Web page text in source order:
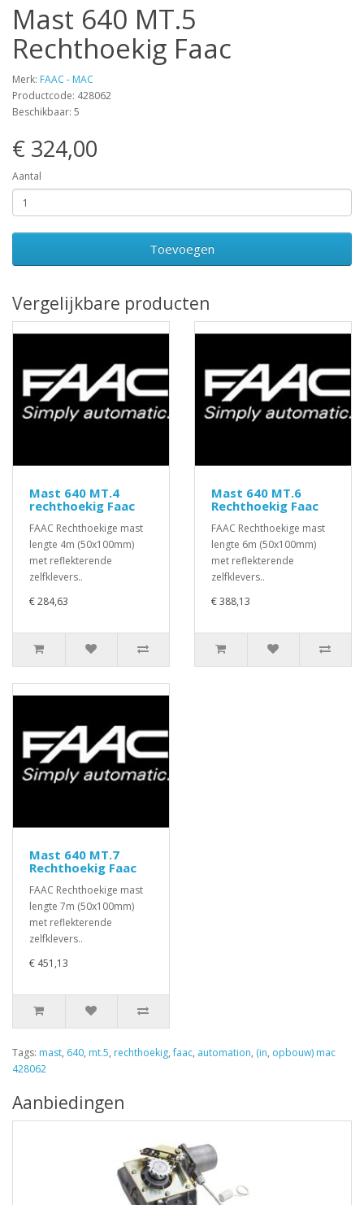
Mast 640 MT.5
Rechthoekig Faac
Merk: FAAC - MAC
Productcode: 428062
Beschikbaar: 5
€ 324,00
Aantal
Toevoegen
Vergelijkbare producten
Mast 640 MT.4
rechthoekig Faac
FAAC Rechthoekige mast
lengte 4m (50x100mm)
met reflekterende
zelfklevers..
€ 284,63
Mast 640 MT.6
Rechthoekig Faac
FAAC Rechthoekige mast
lengte 6m (50x100mm)
met reflekterende
zelfklevers..
€ 388,13
Mast 640 MT.7
Rechthoekig Faac
FAAC Rechthoekige mast
lengte 7m (50x100mm)
met reflekterende
zelfklevers..
€ 451,13
Tags: mast, 640, mt.5, rechthoekig,faac, automation, (in, opbouw) mac
428062
Aanbiedingen